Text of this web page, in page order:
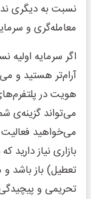
نسبت به دیگری
معامله‌گری و
اگر سرمایه اولیه
آرام‌تر هستید و
هویت در
می‌تواند گزینه‌ی
می‌خواهید فعالیت
بازاری نیاز
تعطیل) باز باشد
تحریمی و